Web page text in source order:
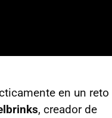
en un reto
, creador de